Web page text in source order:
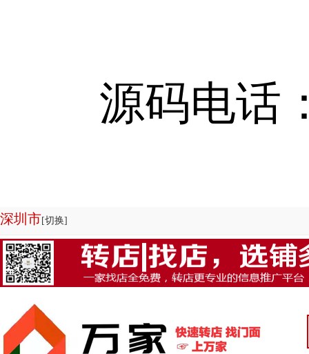
源码电话
深圳市[切换]
欢迎来到店铺转让系统-商铺管理系统|商铺出租系统源码专业为您服务，